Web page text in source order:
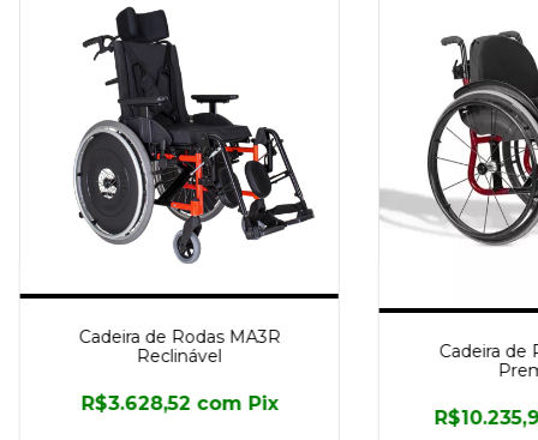
Cadeira de Rodas MA3R
Reclinável
R$3.628,52 com Pix
Cadeira de